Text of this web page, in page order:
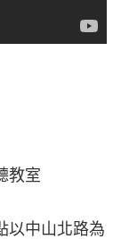
教室
以中山北路為